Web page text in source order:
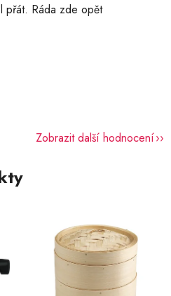
přát. Ráda zde opět
5 hvězdiček.
Zobrazit další hodnocení